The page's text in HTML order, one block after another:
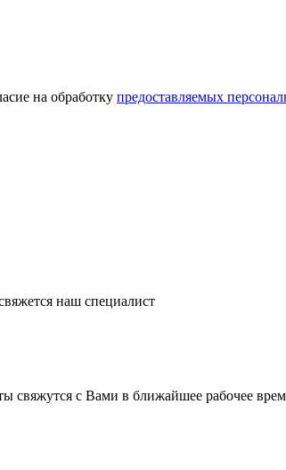
на обработку предоставляемых
наш специалист
свяжутся с Вами в ближайшее рабочее